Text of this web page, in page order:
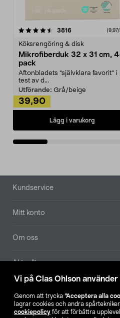
Vi på Clas Ohlson använder
Genom att trycka ”Acceptera alla
lagrar cookies och andra
cookiepolicy för att förbättra
3816recensioner
Köksrengöring & disk
Mikrofiberduk 32 x 31 cm,
pack
Aftonbladets "självklara favorit” i
test av d...
Utförande: Grå/beige
39,90
Lägg i varukorg
4.0av 5 stjärnor
Sidfot
Kundservice
Mitt konto
Om oss
Aktuellt
Hitta